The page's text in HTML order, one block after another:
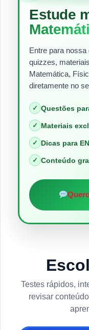
Estude
Entre para
quizzes,
Matemática,
diretamente no
✓ Questões
✓ Materiais
✓ Dicas para
✓ Conteúdo
Testes rápidos,
revisar